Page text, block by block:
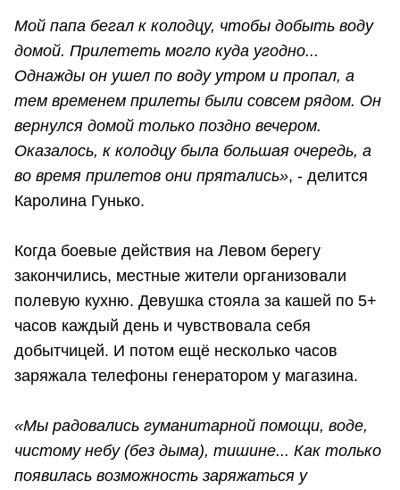
Мой папа бегал к колодцу, чтобы добыть воду
домой. Прилететь могло куда угодно...
Однажды он ушел по воду утром и пропал, а
тем временем прилеты были совсем рядом. Он
вернулся домой только поздно вечером.
Оказалось, к колодцу была большая очередь, а
во время прилетов они прятались», - делится
Каролина Гунько.
Когда боевые действия на Левом берегу
закончились, местные жители организовали
полевую кухню. Девушка стояла за кашей по 5+
часов каждый день и чувствовала себя
добытчицей. И потом ещё несколько часов
заряжала телефоны генератором у магазина.
«Мы радовались гуманитарной помощи, воде,
чистому небу (без дыма), тишине... Как только
появилась возможность заряжаться у